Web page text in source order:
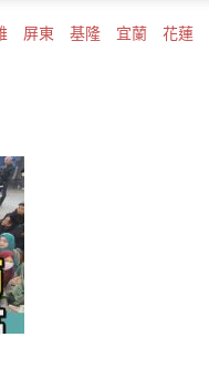
屏東 基隆 宜蘭 花蓮